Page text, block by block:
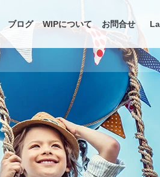
ブログ WIPについて お問合せ